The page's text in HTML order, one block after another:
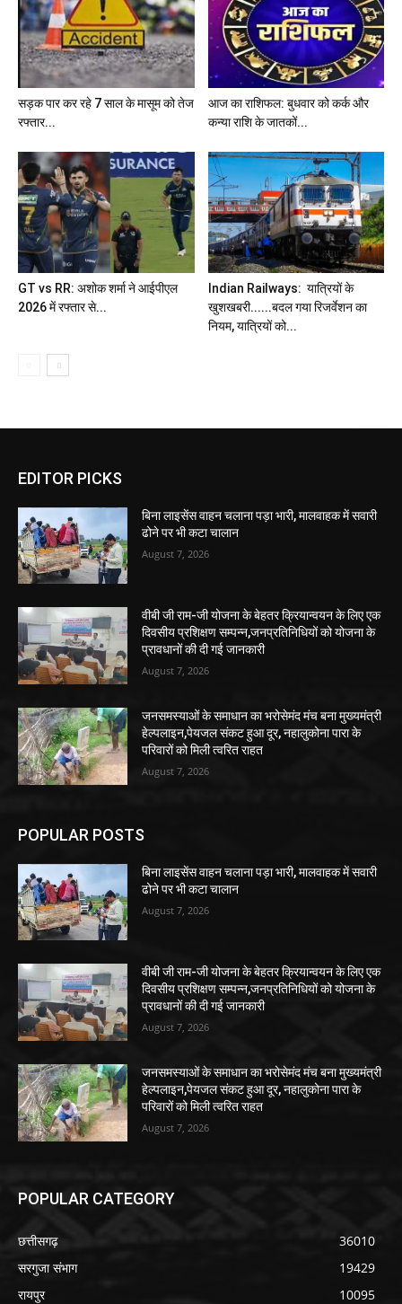
सड़क पार कर रहे 7 साल के मासूम को तेज
रफ्तार...
आज का राशिफल: बुधवार को कर्क और
कन्या राशि के जातकों...
GT vs RR: अशोक शर्मा ने आईपीएल
2026 में रफ्तार से...
Indian Railways: यात्रियों के
खुशखबरी......बदल गया रिजर्वेशन का
नियम, यात्रियों को...
EDITOR PICKS
बिना लाइसेंस वाहन चलाना पड़ा भारी, मालवाहक में सवारी
ढोने पर भी कटा चालान
August 7, 2026
वीबी जी राम-जी योजना के बेहतर क्रियान्वयन के लिए एक
दिवसीय प्रशिक्षण सम्पन्न,जनप्रतिनिधियों को योजना के
प्रावधानों की दी गई जानकारी
August 7, 2026
जनसमस्याओं के समाधान का भरोसेमंद मंच बना मुख्यमंत्री
हेल्पलाइन,पेयजल संकट हुआ दूर, नहालुकोना पारा के
परिवारों को मिली त्वरित राहत
August 7, 2026
POPULAR POSTS
बिना लाइसेंस वाहन चलाना पड़ा भारी, मालवाहक में सवारी
ढोने पर भी कटा चालान
August 7, 2026
वीबी जी राम-जी योजना के बेहतर क्रियान्वयन के लिए एक
दिवसीय प्रशिक्षण सम्पन्न,जनप्रतिनिधियों को योजना के
प्रावधानों की दी गई जानकारी
August 7, 2026
जनसमस्याओं के समाधान का भरोसेमंद मंच बना मुख्यमंत्री
हेल्पलाइन,पेयजल संकट हुआ दूर, नहालुकोना पारा के
परिवारों को मिली त्वरित राहत
August 7, 2026
POPULAR CATEGORY
छत्तीसगढ़
36010
सरगुजा संभाग
19429
रायपुर
10095